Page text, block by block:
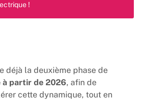
!
déjà la deuxième phase de
à partir de 2026, afin de
cette dynamique, tout en